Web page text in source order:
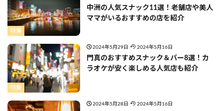
特集
中洲の人気スナック11選！老舗店や美人
ママがいるおすすめの店を紹介
特集
2024年5月29日 2024年5月16日
門真のおすすめスナック＆バー8選！カ
ラオケが安く楽しめる人気店も紹介
2024年5月28日 2024年5月16日